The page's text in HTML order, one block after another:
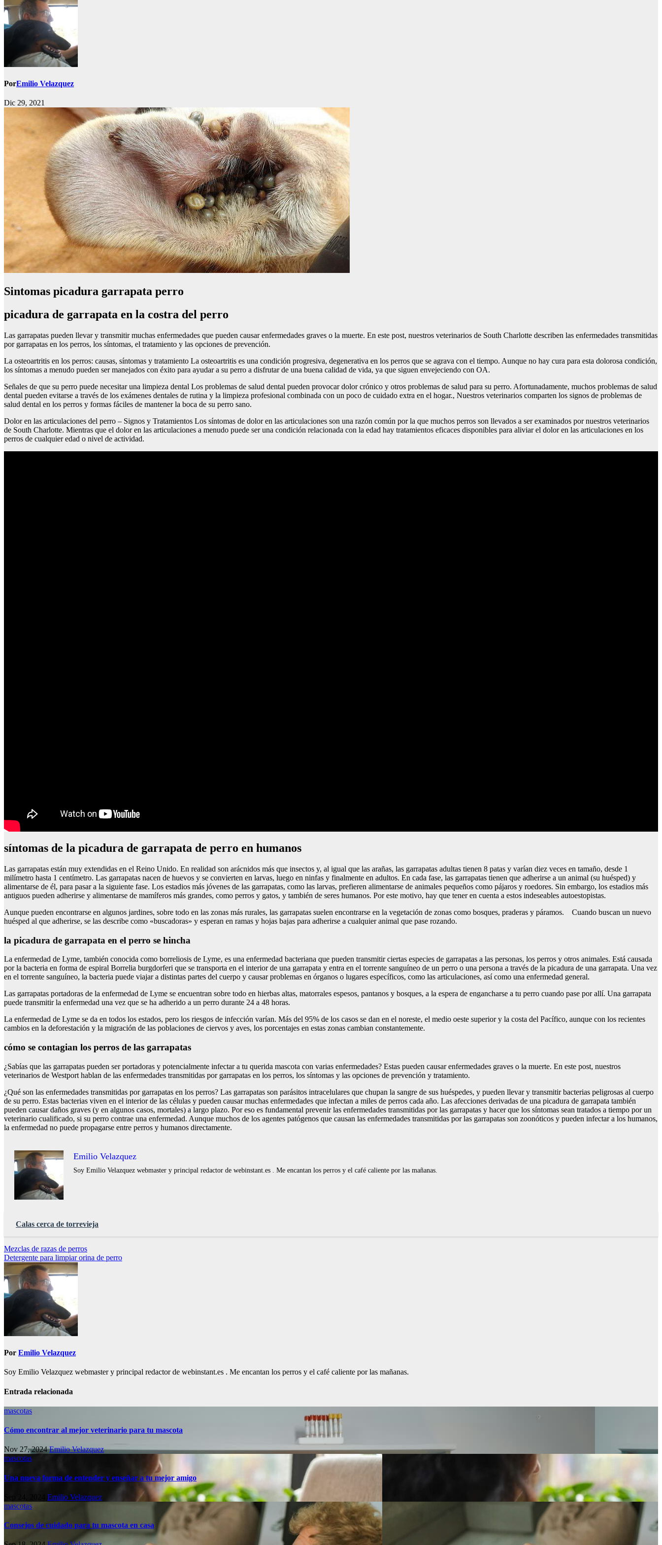
PorEmilio Velazquez
Dic 29, 2021
Sintomas picadura garrapata perro
picadura de garrapata en la costra del perro
Las garrapatas pueden llevar y transmitir muchas enfermedades que pueden causar enfermedades graves o la muerte. En este post, nuestros veterinarios de South Charlotte describen las enfermedades transmitidas
por garrapatas en los perros, los síntomas, el tratamiento y las opciones de prevención.
La osteoartritis en los perros: causas, síntomas y tratamiento La osteoartritis es una condición progresiva, degenerativa en los perros que se agrava con el tiempo. Aunque no hay cura para esta dolorosa condición,
los síntomas a menudo pueden ser manejados con éxito para ayudar a su perro a disfrutar de una buena calidad de vida, ya que siguen envejeciendo con OA.
Señales de que su perro puede necesitar una limpieza dental Los problemas de salud dental pueden provocar dolor crónico y otros problemas de salud para su perro. Afortunadamente, muchos problemas de salud
dental pueden evitarse a través de los exámenes dentales de rutina y la limpieza profesional combinada con un poco de cuidado extra en el hogar., Nuestros veterinarios comparten los signos de problemas de
salud dental en los perros y formas fáciles de mantener la boca de su perro sano.
Dolor en las articulaciones del perro – Signos y Tratamientos Los síntomas de dolor en las articulaciones son una razón común por la que muchos perros son llevados a ser examinados por nuestros veterinarios
de South Charlotte. Mientras que el dolor en las articulaciones a menudo puede ser una condición relacionada con la edad hay tratamientos eficaces disponibles para aliviar el dolor en las articulaciones en los
perros de cualquier edad o nivel de actividad.
síntomas de la picadura de garrapata de perro en humanos
Las garrapatas están muy extendidas en el Reino Unido. En realidad son arácnidos más que insectos y, al igual que las arañas, las garrapatas adultas tienen 8 patas y varían diez veces en tamaño, desde 1
milímetro hasta 1 centímetro. Las garrapatas nacen de huevos y se convierten en larvas, luego en ninfas y finalmente en adultos. En cada fase, las garrapatas tienen que adherirse a un animal (su huésped) y
alimentarse de él, para pasar a la siguiente fase. Los estadios más jóvenes de las garrapatas, como las larvas, prefieren alimentarse de animales pequeños como pájaros y roedores. Sin embargo, los estadios más
antiguos pueden adherirse y alimentarse de mamíferos más grandes, como perros y gatos, y también de seres humanos. Por este motivo, hay que tener en cuenta a estos indeseables autoestopistas.
Aunque pueden encontrarse en algunos jardines, sobre todo en las zonas más rurales, las garrapatas suelen encontrarse en la vegetación de zonas como bosques, praderas y páramos. Cuando buscan un nuevo
huésped al que adherirse, se las describe como «buscadoras» y esperan en ramas y hojas bajas para adherirse a cualquier animal que pase rozando.
la picadura de garrapata en el perro se hincha
La enfermedad de Lyme, también conocida como borreliosis de Lyme, es una enfermedad bacteriana que pueden transmitir ciertas especies de garrapatas a las personas, los perros y otros animales. Está causada
por la bacteria en forma de espiral Borrelia burgdorferi que se transporta en el interior de una garrapata y entra en el torrente sanguíneo de un perro o una persona a través de la picadura de una garrapata. Una vez
en el torrente sanguíneo, la bacteria puede viajar a distintas partes del cuerpo y causar problemas en órganos o lugares específicos, como las articulaciones, así como una enfermedad general.
Las garrapatas portadoras de la enfermedad de Lyme se encuentran sobre todo en hierbas altas, matorrales espesos, pantanos y bosques, a la espera de engancharse a tu perro cuando pase por allí. Una garrapata
puede transmitir la enfermedad una vez que se ha adherido a un perro durante 24 a 48 horas.
La enfermedad de Lyme se da en todos los estados, pero los riesgos de infección varían. Más del 95% de los casos se dan en el noreste, el medio oeste superior y la costa del Pacífico, aunque con los recientes
cambios en la deforestación y la migración de las poblaciones de ciervos y aves, los porcentajes en estas zonas cambian constantemente.
cómo se contagian los perros de las garrapatas
¿Sabías que las garrapatas pueden ser portadoras y potencialmente infectar a tu querida mascota con varias enfermedades? Estas pueden causar enfermedades graves o la muerte. En este post, nuestros
veterinarios de Westport hablan de las enfermedades transmitidas por garrapatas en los perros, los síntomas y las opciones de prevención y tratamiento.
¿Qué son las enfermedades transmitidas por garrapatas en los perros? Las garrapatas son parásitos intracelulares que chupan la sangre de sus huéspedes, y pueden llevar y transmitir bacterias peligrosas al cuerpo
de su perro. Estas bacterias viven en el interior de las células y pueden causar muchas enfermedades que infectan a miles de perros cada año. Las afecciones derivadas de una picadura de garrapata también
pueden causar daños graves (y en algunos casos, mortales) a largo plazo. Por eso es fundamental prevenir las enfermedades transmitidas por las garrapatas y hacer que los síntomas sean tratados a tiempo por un
veterinario cualificado, si su perro contrae una enfermedad. Aunque muchos de los agentes patógenos que causan las enfermedades transmitidas por las garrapatas son zoonóticos y pueden infectar a los humanos,
la enfermedad no puede propagarse entre perros y humanos directamente.
Emilio Velazquez
Soy Emilio Velazquez webmaster y principal redactor de webinstant.es . Me encantan los perros y el café caliente por las mañanas.
Calas cerca de torrevieja
Navegación
de
entradas
Mezclas de razas de perros
Detergente para limpiar orina de perro
Por Emilio Velazquez
Soy Emilio Velazquez webmaster y principal redactor de webinstant.es . Me encantan los perros y el café caliente por las mañanas.
Entrada relacionada
mascotas
Cómo encontrar al mejor veterinario para tu mascota
Nov 27, 2024Emilio Velazquez
mascotas
Una nueva forma de entender y enseñar a tu mejor amigo
Emilio Velazquez
mascotas
Consejos de cuidado para tu mascota en casa